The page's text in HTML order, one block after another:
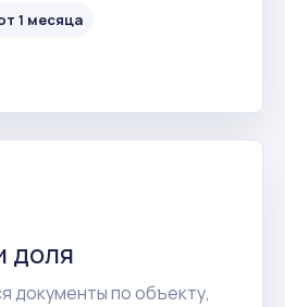
1 месяца
доля
документы по объекту,